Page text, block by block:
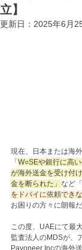
立】
更新日： 2025年6月
現在、日本または海
「 W○SEや銀行に高
が海外送金を受け付
金を断られた」 など「
をドバイに依頼でき
お困りの方々に朗報だ
この度、UAEにて最
監査法人のMDSが、